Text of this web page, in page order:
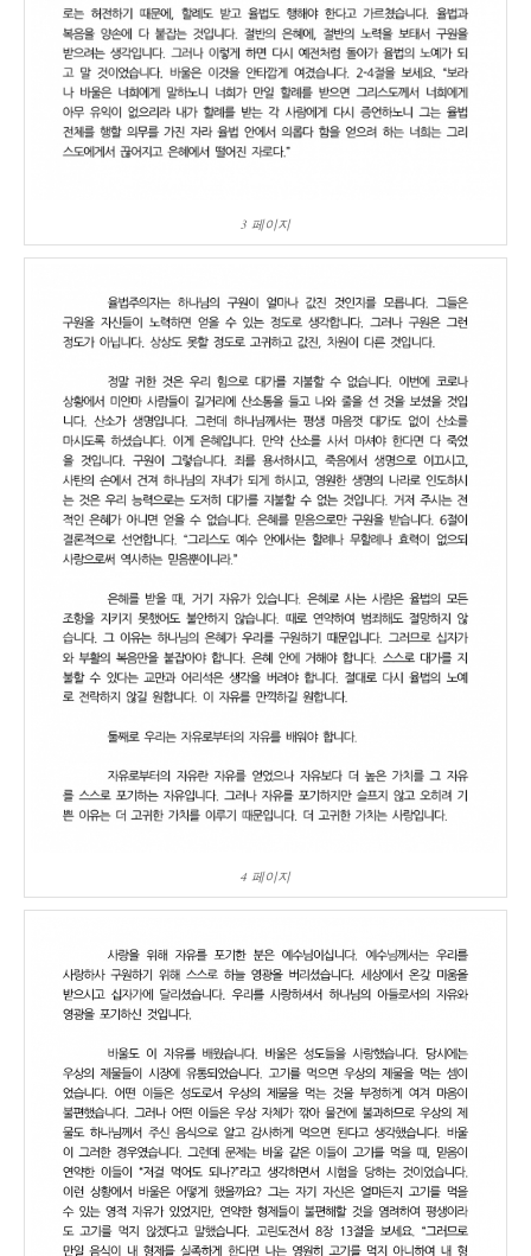
3 페이지
4 페이지